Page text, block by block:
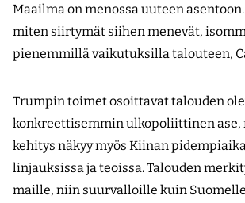
Maailma on menossa uuteen
miten siirtymät siihen menevät,
pienemmillä vaikutuksilla talouteen,
Trumpin toimet osoittavat talouden
konkreettisemmin ulkopoliittinen ase,
kehitys näkyy myös Kiinan
linjauksissa ja teoissa. Talouden
maille, niin suurvalloille kuin